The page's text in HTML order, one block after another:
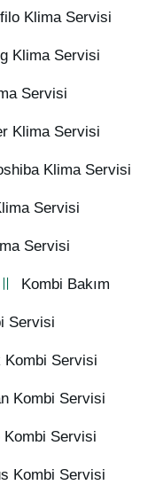
Klima Servisi
Klima Servisi
Servisi
Klima Servisi
Klima Servisi
Servisi
Servisi
Kombi Bakım
Servisi
Kombi Servisi
Kombi Servisi
Kombi Servisi
Kombi Servisi